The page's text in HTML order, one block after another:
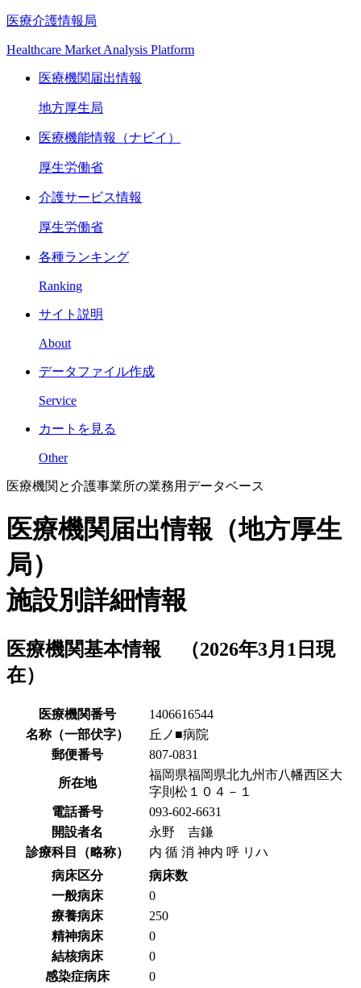
医療介護情報局
Healthcare Market Analysis Platform
医療機関届出情報
地方厚生局
医療機能情報（ナビイ）
厚生労働省
介護サービス情報
厚生労働省
各種ランキング
Ranking
サイト説明
About
データファイル作成
Service
カートを見る
Other
医療機関と介護事業所の業務用データベース
医療機関届出情報（地方厚生
局）
施設別詳細情報
医療機関基本情報 （2026年3月1日現
在）
医療機関番号
1406616544
名称（一部伏字）
丘ノ■病院
郵便番号
807-0831
所在地
福岡県福岡県北九州市八幡西区大
字則松１０４－１
電話番号
093-602-6631
開設者名
永野 吉鎌
診療科目（略称）
内 循 消 神内 呼 リハ
病床区分
病床数
一般病床
0
療養病床
250
精神病床
0
結核病床
0
感染症病床
0